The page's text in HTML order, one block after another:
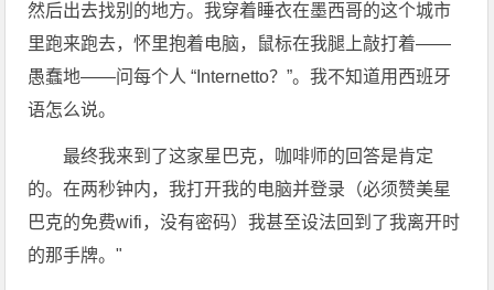
然后出去找别的地方。我穿着睡衣在墨西哥的这个城市
里跑来跑去，怀里抱着电脑，鼠标在我腿上敲打着——
愚蠢地——问每个人 “Internetto？”。我不知道用西班牙
语怎么说。
最终我来到了这家星巴克，咖啡师的回答是肯定
的。在两秒钟内，我打开我的电脑并登录（必须赞美星
巴克的免费wifi，没有密码）我甚至设法回到了我离开时
的那手牌。"